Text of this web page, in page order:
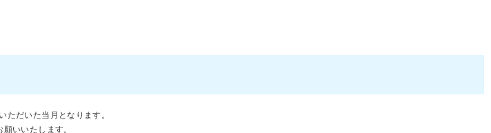
だいた当月となります。
いいたします。